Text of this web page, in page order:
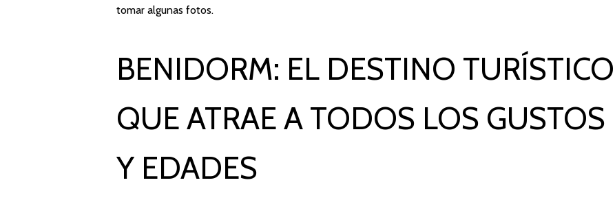
tomar algunas fotos.
BENIDORM: EL DESTINO TURÍSTICO
QUE ATRAE A TODOS LOS GUSTOS
Y EDADES